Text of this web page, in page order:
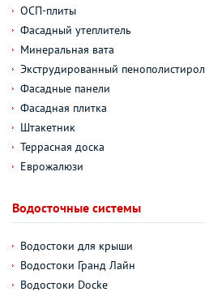
ОСП-плиты
Фасадный утеплитель
Минеральная вата
Экструдированный пенополистирол
Фасадные панели
Фасадная плитка
Штакетник
Террасная доска
Еврожалюзи
Водосточные системы
Водостоки для крыши
Водостоки Гранд Лайн
Водостоки Docke